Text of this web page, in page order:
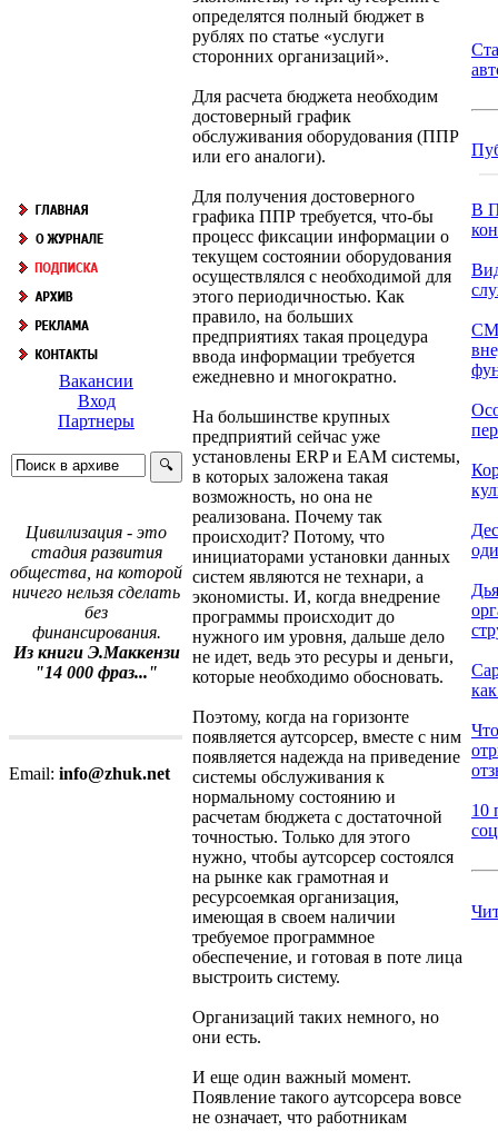
Вакансии
Вход
Партнеры
Цивилизация - это
стадия развития
общества, на которой
ничего нельзя сделать
без
финансирования.
Из книги Э.Маккензи
"14 000 фраз..."
Email: info@zhuk.net
определятся полный бюджет в
рублях по статье «услуги
сторонних организаций».
Для расчета бюджета необходим
достоверный график
обслуживания оборудования (ППР
или его аналоги).
Для получения достоверного
графика ППР требуется, что-бы
процесс фиксации информации о
текущем состоянии оборудования
осуществлялся с необходимой для
этого периодичностью. Как
правило, на больших
предприятиях такая процедура
ввода информации требуется
ежедневно и многократно.
На большинстве крупных
предприятий сейчас уже
установлены ERP и EAM системы,
в которых заложена такая
возможность, но она не
реализована. Почему так
происходит? Потому, что
инициаторами установки данных
систем являются не технари, а
экономисты. И, когда внедрение
программы происходит до
нужного им уровня, дальше дело
не идет, ведь это ресуры и деньги,
которые необходимо обосновать.
Поэтому, когда на горизонте
появляется аутсорсер, вместе с ним
появляется надежда на приведение
системы обслуживания к
нормальному состоянию и
расчетам бюджета с достаточной
точностью. Только для этого
нужно, чтобы аутсорсер состоялся
на рынке как грамотная и
ресурсоемкая организация,
имеющая в своем наличии
требуемое программное
обеспечение, и готовая в поте лица
выстроить систему.
Организаций таких немного, но
они есть.
И еще один важный момент.
Появление такого аутсорсера вовсе
не означает, что работникам
В
10